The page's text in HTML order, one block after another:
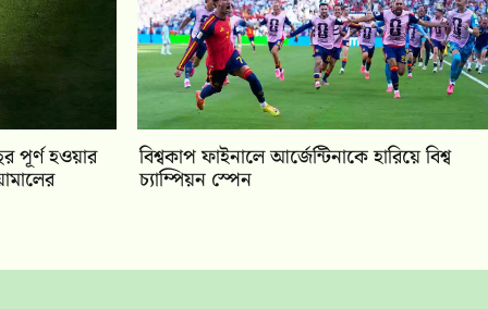
পূর্ণ হওয়ার বিশ্বকাপ ফাইনালে আর্জেন্টিনাকে হারিয়ে বিশ্ব
চ্যাম্পিয়ন স্পেন